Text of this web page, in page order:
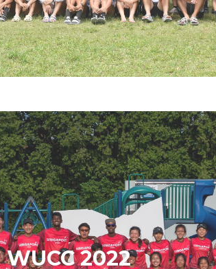
WUCC 2022